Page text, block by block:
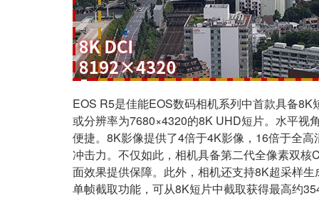
EOS R5是佳能EOS数码相机系列中首款具备
或分辨率为7680×4320的8K UHD短片。水平视
便捷。8K影像提供了4倍于4K影像，16倍于全
冲击力。不仅如此，相机具备第二代全像素双
面效果提供保障。此外，相机还支持8K超采样
单帧截取功能，可从8K短片中截取获得最高约